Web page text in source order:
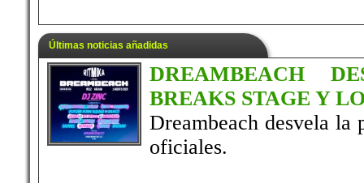
Últimas noticias añadidas
DREAMBEACH
BREAKS STAGE Y
Dreambeach desvela la
oficiales.